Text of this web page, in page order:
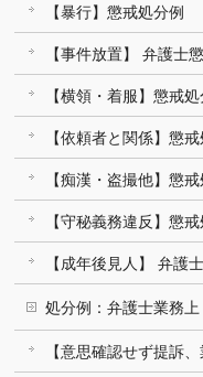
【暴行】懲戒処分例
【事件放置】 弁護士
【横領・着服】懲戒処
【依頼者と関係】懲戒
【痴漢・盗撮他】懲戒
【守秘義務違反】懲戒
【成年後見人】 弁護
処分例：弁護士業務上
【意思確認せず提訴